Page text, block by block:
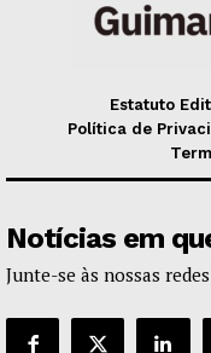
Estatuto
Política de
Notícias em
Junte-se às nossas